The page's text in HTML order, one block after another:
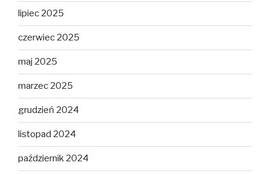
lipiec 2025
czerwiec 2025
maj 2025
marzec 2025
grudzień 2024
listopad 2024
październik 2024